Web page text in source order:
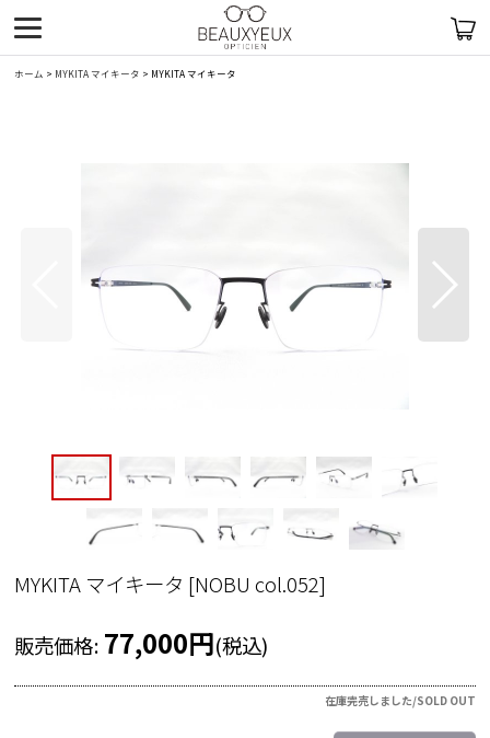
ホーム > MYKITA マイキータ > MYKITA マイキータ
MYKITA マイキータ [NOBU col.052]
販売価格: 77,000円(税込)
在庫完売しました/SOLD OUT